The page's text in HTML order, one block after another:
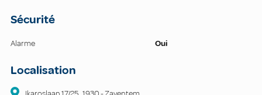
Sécurité
Alarme Oui
Localisation